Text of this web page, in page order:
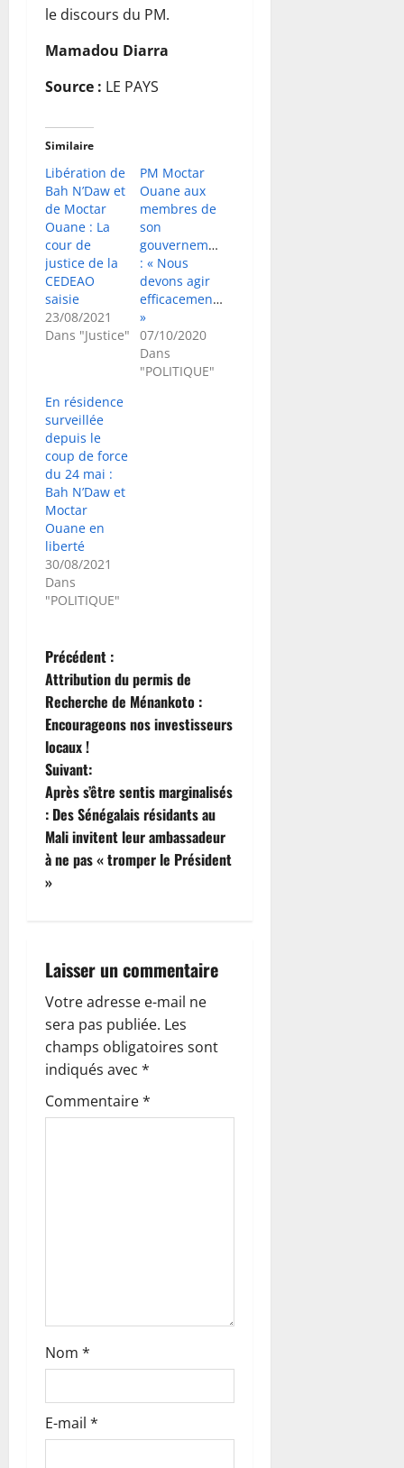
le discours du PM.
Mamadou Diarra
Source : LE PAYS
Similaire
Libération de
Bah N’Daw et
de Moctar
Ouane : La
cour de
justice de la
CEDEAO
saisie
23/08/2021
Dans "Justice"
PM Moctar
Ouane aux
membres de
son
gouvernement
: « Nous
devons agir
efficacement…
»
07/10/2020
Dans
"POLITIQUE"
En résidence
surveillée
depuis le
coup de force
du 24 mai :
Bah N’Daw et
Moctar
Ouane en
liberté
30/08/2021
Dans
"POLITIQUE"
N
a
v
i
g
a
t
o
n
d
’
a
e
Précédent :
Attribution du permis de
Recherche de Ménankoto :
Encourageons nos investisseurs
locaux !
Suivant:
Après s’être sentis marginalisés
: Des Sénégalais résidants au
Mali invitent leur ambassadeur
à ne pas « tromper le Président
»
Laisser un commentaire
Votre adresse e-mail ne
sera pas publiée. Les
champs obligatoires sont
indiqués avec *
Commentaire*
Nom *
E-mail *